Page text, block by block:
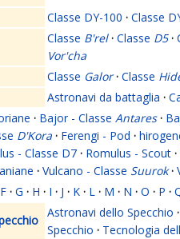
Classe DY-100 · Classe
Classe B'rel · Classe D5 ·
Vor'cha
Classe Galor · Classe
Astronavi da battaglia ·
· Bajor - Classe Antares ·
D'Kora · Ferengi - Pod ·
- Classe D7 · Romulus - Scout ·
· Vulcano - Classe Suurok ·
F · G · H · I · J · K · L · M · N · O · P ·
Astronavi dello Specchio ·
Specchio · Tecnologia